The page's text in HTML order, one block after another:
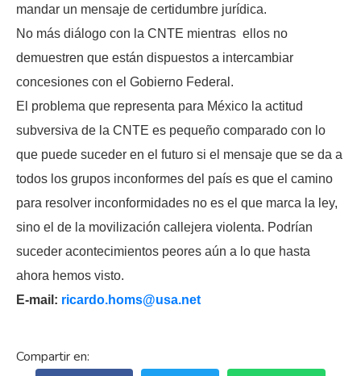
mandar un mensaje de certidumbre jurídica.
No más diálogo con la CNTE mientras ellos no
demuestren que están dispuestos a intercambiar
concesiones con el Gobierno Federal.
El problema que representa para México la actitud
subversiva de la CNTE es pequeño comparado con lo
que puede suceder en el futuro si el mensaje que se da a
todos los grupos inconformes del país es que el camino
para resolver inconformidades no es el que marca la ley,
sino el de la movilización callejera violenta. Podrían
suceder acontecimientos peores aún a lo que hasta
ahora hemos visto.
E-mail: ricardo.homs@usa.net